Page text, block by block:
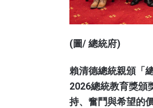
(圖/ 總統府)
賴清德總統親頒「
2026總統教育獎頒
持、奮鬥與希望的價